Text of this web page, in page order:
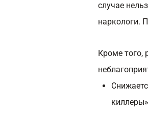
случае
наркологи.
Кроме того,